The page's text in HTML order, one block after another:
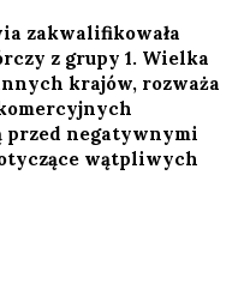
zakwalifikowała
z grupy 1. Wielka
krajów, rozważa
przed negatywnymi
wątpliwych